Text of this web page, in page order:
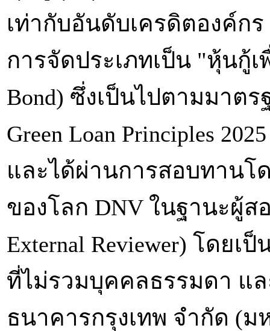
เท่ากับอันดับเครดิตองค์ก
การจัดประเภทเป็น "หุ้นกู้
Bond) ซึ่งเป็นไปตามมาตร
Green Loan Principles
และได้ผ่านการสอบทานโ
ของโลก DNV ในฐานะผู้ส
External Reviewer) โดย
ที่ไม่รวมบุคคลธรรมดา แ
ธนาคารกรุงเทพ จำกัด (